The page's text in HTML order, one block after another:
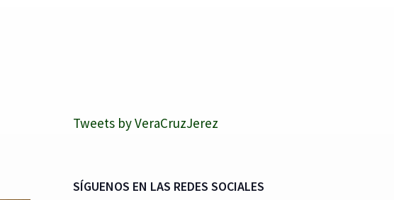
Tweets by VeraCruzJerez
SÍGUENOS EN LAS REDES SOCIALES